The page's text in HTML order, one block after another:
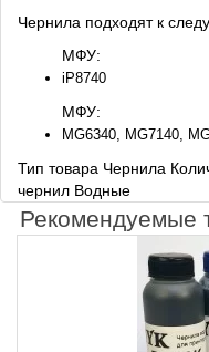
Чернила подходят к
МФУ:
iP8740
МФУ:
MG6340, MG7140,
Тип товара Чернила
чернил Водные
Рекомендуемые